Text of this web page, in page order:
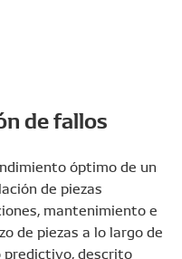
de fallos
óptimo de un
de piezas
mantenimiento e
de piezas a lo largo de
descrito